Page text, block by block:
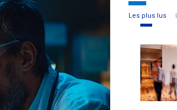
Les plus lus